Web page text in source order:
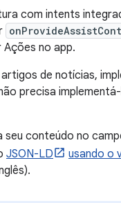
com intents
no app.
de notícias,
precisa
seu conteúdo no
JSON-LD usando o